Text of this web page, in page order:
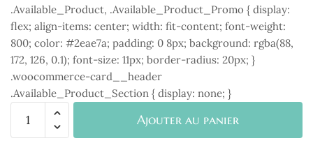
.Available_Product, .Available_Product_Promo { display:
flex; align-items: center; width: fit-content; font-weight:
800; color: #2eae7a; padding: 0 8px; background: rgba(88,
172, 126, 0.1); font-size: 11px; border-radius: 20px; }
.woocommerce-card__header
.Available_Product_Section { display: none; }
Collier
Ajouter au panier